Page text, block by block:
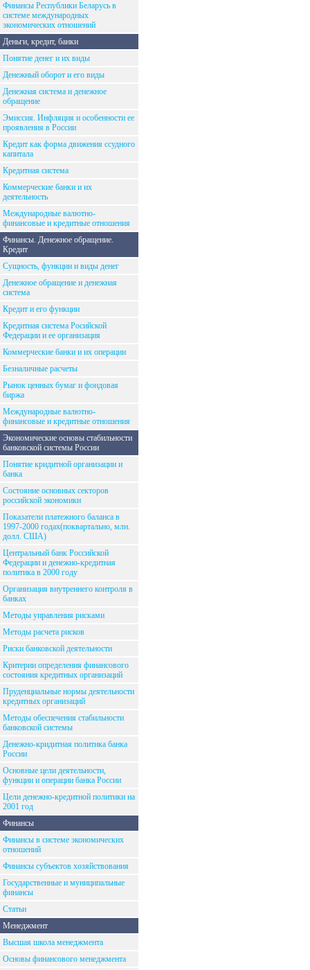
Финансы Республики Беларусь в
системе международных
экономических отношений
Деньги, кредит, банки
Понятие денег и их виды
Денежный оборот и его виды
Денежная система и денежное
обращение
Эмиссия. Инфляция и особенности ее
проявления в России
Кредит как форма движения ссудного
капитала
Кредитная система
Коммерческие банки и их
деятельность
Международные валютно-
финансовые и кредитные отношения
Финансы. Денежное обращение.
Кредит
Сущность, функции и виды денег
Денежное обращение и денежная
система
Кредит и его функции
Кредитная система Росийской
Федерации и ее организация
Коммерческие банки и их операции
Безналичные расчеты
Рынок ценных бумаг и фондовая
биржа
Международные валютно-
финансовые и кредитные отношения
Экономические основы стабильности
банковской системы России
Понятие кридитной организации и
банка
Состояние основных секторов
российской экономики
Показатели платежного баланса в
1997-2000 годах(поквартально, млн.
долл. США)
Центральный банк Российской
Федерации и денежно-кредитная
политика в 2000 году
Организация внутреннего контроля в
банках
Методы управления рисками
Методы расчета рисков
Риски банковской деятельности
Критерии определения финансового
состояния кредитных организаций
Пруденциальные нормы деятельности
кредитных организаций
Методы обеспечения стабильности
банковской системы
Денежно-кридитная политика банка
России
Основные цели деятельности,
функции и операции банка России
Цели денежно-кредитной политики на
2001 год
Финансы
Финансы в системе экономических
отношений
Финансы субъектов хозяйствования
Государственные и муниципальные
финансы
Статьи
Менеджмент
Высшая школа менеджмента
Основы финансового менеджмента